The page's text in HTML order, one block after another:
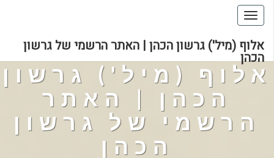
Toggle
navigation
אלוף (מיל') גרשון הכהן | האתר הרשמי של גרשון
הכהן
אלוף (מיל') גרשון
הכהן | האתר
הרשמי של גרשון
הכהן